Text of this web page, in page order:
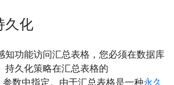
久化
知功能访问汇总表格，您必须在数据库
持久化策略在汇总表格的
参数中指定。由于汇总表格是一种永久